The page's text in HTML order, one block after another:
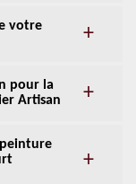
votre
pour la
Artisan